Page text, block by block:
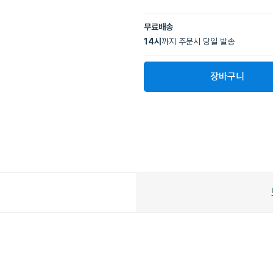
무료배송
14시 까지 주문시 당일 발송
장바구니